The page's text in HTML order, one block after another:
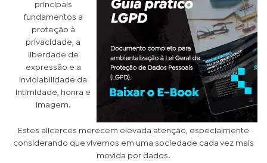
principais
fundamentos a
proteção à
privacidade, a
liberdade de
expressão e a
inviolabilidade da
intimidade, honra e
imagem.
Estes alicerces merecem elevada atenção, especialmente
considerando que vivemos em uma sociedade cada vez mais
movida por dados.